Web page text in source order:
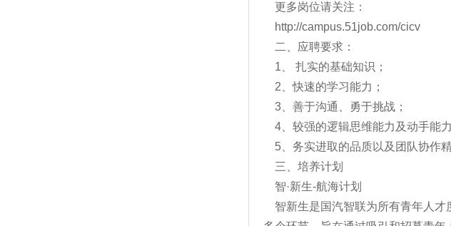
更多岗位请关注：
http://campus.51job.com/cicv
二、应聘要求：
1、 扎实的基础知识；
2、快速的学习能力；
3、善于沟通、勇于挑战；
4、较强的逻辑思维能力及动手能力
5、务实进取的品质以及团队协作精
三、培养计划
智·新生-航海计划
智新生是国汽智联为所有青年人